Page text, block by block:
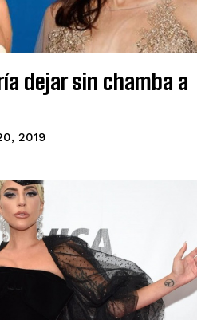
dejar sin chamba a
2019